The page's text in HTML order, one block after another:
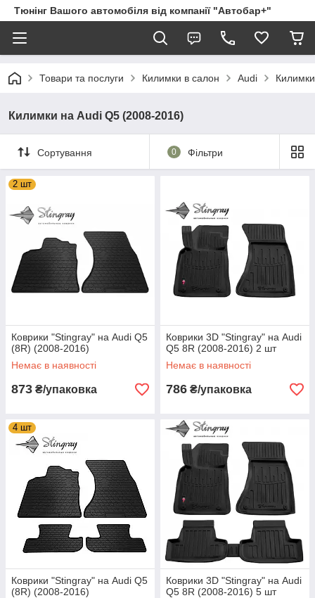
Тюнінг Вашого автомобіля від компанії "Автобар+"
Товари та послуги Килимки в салон Audi
Килимки на Audi Q5 (2008-2016)
Сортування 0 Фільтри
2 шт
Коврики "Stingray" на Audi Q5
(8R) (2008-2016)
Немає в наявності
873 ₴/упаковка
Коврики 3D "Stingray" на Audi
Q5 8R (2008-2016) 2 шт
Немає в наявності
786 ₴/упаковка
4 шт
Коврики "Stingray" на Audi Q5
(8R) (2008-2016)
Коврики 3D "Stingray" на Audi
Q5 8R (2008-2016) 5 шт